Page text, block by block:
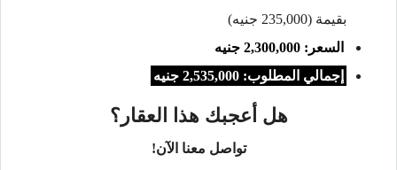
بقيمة (235,000 جنيه)
السعر: 2,300,000 جنيه
إجمالي المطلوب: 2,535,000 جنيه
هل أعجبك هذا العقار؟
تواصل معنا الآن!